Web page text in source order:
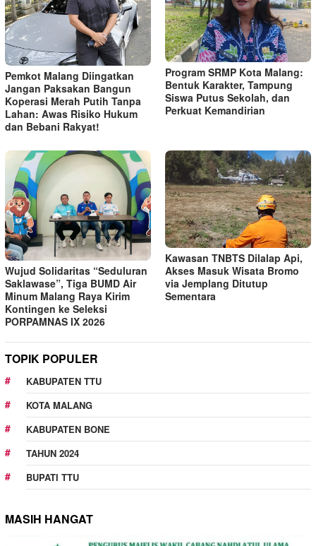
Pemkot Malang Diingatkan
Jangan Paksakan Bangun
Koperasi Merah Putih Tanpa
Lahan: Awas Risiko Hukum
dan Bebani Rakyat!
Program SRMP Kota Malang:
Bentuk Karakter, Tampung
Siswa Putus Sekolah, dan
Perkuat Kemandirian
Wujud Solidaritas “Seduluran
Saklawase”, Tiga BUMD Air
Minum Malang Raya Kirim
Kontingen ke Seleksi
PORPAMNAS IX 2026
Kawasan TNBTS Dilalap Api,
Akses Masuk Wisata Bromo
via Jemplang Ditutup
Sementara
TOPIK POPULER
KABUPATEN TTU
KOTA MALANG
KABUPATEN BONE
TAHUN 2024
BUPATI TTU
MASIH HANGAT